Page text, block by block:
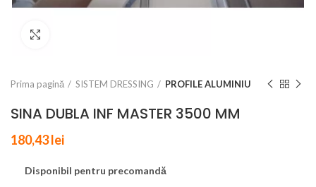
Prima pagină SISTEM DRESSING PROFILE ALUMINIU
SINA DUBLA INF MASTER 3500 MM
180,43lei
Disponibil pentru precomandă